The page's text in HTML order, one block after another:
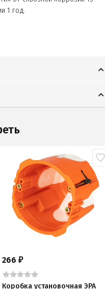
1 год.
266₽
Коробка установочная ЭРА